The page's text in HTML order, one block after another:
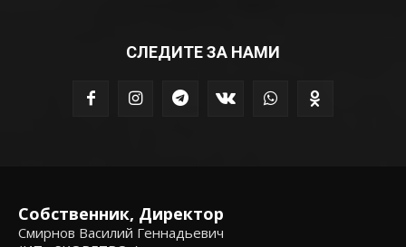
СЛЕДИТЕ ЗА НАМИ
Собственник, Директор
Смирнов Василий Геннадьевич